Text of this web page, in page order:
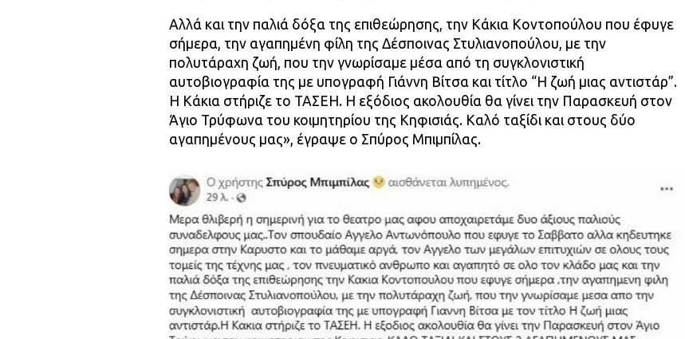
Αλλά και την παλιά δόξα της επιθεώρησης, την Κάκια Κοντοπούλου που έφυγε
σήμερα, την αγαπημένη φίλη της Δέσποινας Στυλιανοπούλου, με την
πολυτάραχη ζωή, που την γνωρίσαμε μέσα από τη συγκλονιστική
αυτοβιογραφία της με υπογραφή Γιάννη Βίτσα και τίτλο “Η ζωή μιας αντιστάρ”.
Η Κάκια στήριζε το ΤΑΣΕΗ. Η εξόδιος ακολουθία θα γίνει την Παρασκευή στον
Άγιο Τρύφωνα του κοιμητηρίου της Κηφισιάς. Καλό ταξίδι και στους δύο
αγαπημένους μας», έγραψε ο Σπύρος Μπιμπίλας.